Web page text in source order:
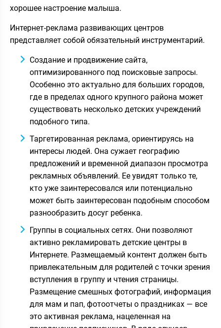
хорошее настроение малыша.
Интернет-реклама развивающих центров
представляет собой обязательный инструментарий.
Создание и продвижение сайта,
оптимизированного под поисковые запросы.
Особенно это актуально для больших городов,
где в пределах одного крупного района может
существовать несколько детских учреждений
подобного типа.
Таргетированная реклама, ориентируясь на
интересы людей. Она сужает географию
предложений и временной диапазон просмотра
рекламных объявлений. Ее увидят только те,
кто уже заинтересовался или потенциально
может быть заинтересован подобным способом
разнообразить досуг ребенка.
Группы в социальных сетях. Они позволяют
активно рекламировать детские центры в
Интернете. Размещаемый контент должен быть
привлекательным для родителей с точки зрения
вступления в группу и чтения страницы.
Размещение смешных фотографий, информация
для мам и пап, фотоотчеты о праздниках — все
это активная реклама, нацеленная на